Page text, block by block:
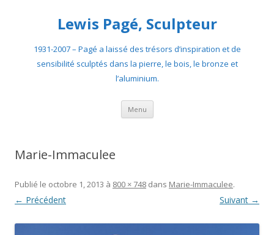
Lewis Pagé, Sculpteur
1931-2007 – Pagé a laissé des trésors d’inspiration et de
sensibilité sculptés dans la pierre, le bois, le bronze et
l’aluminium.
Menu Aller
contenu
Marie-Immaculee
Publié le octobre 1, 2013 à 800 × 748 dans Marie-Immaculee.
← Précédent Suivant →